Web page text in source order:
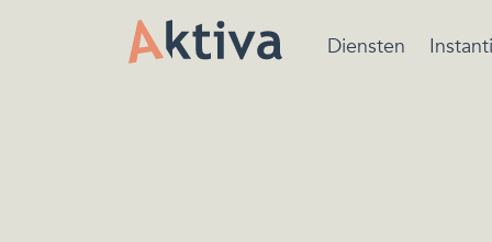
Diensten